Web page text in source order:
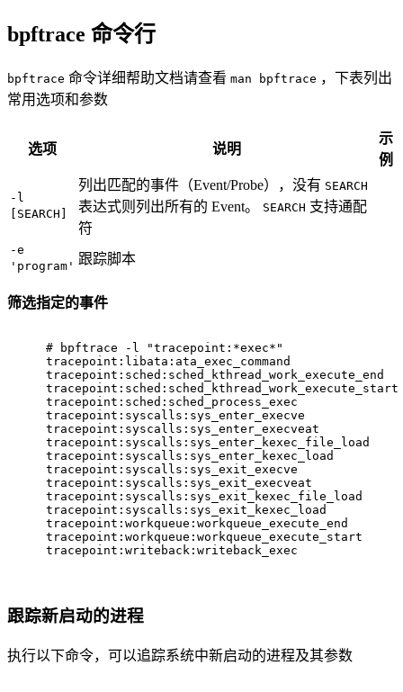
bpftrace 命令行
bpftrace 命令详细帮助文档请查看 man bpftrace ，下表列出
常用选项和参数
选项 说明
示
例
-l
[SEARCH]
列出匹配的事件（Event/Probe），没有 SEARCH
表达式则列出所有的 Event。 SEARCH 支持通配
符
-e
'program' 跟踪脚本
筛选指定的事件
# bpftrace -l
"tracepoint:*exec*"
tracepoint:libata:ata_exec_command
tracepoint:sched:sched_kthread_work_execute_end
tracepoint:sched:sched_kthread_work_execute_start
tracepoint:sched:sched_process_exec
tracepoint:syscalls:sys_enter_execve
tracepoint:syscalls:sys_enter_execveat
tracepoint:syscalls:sys_enter_kexec_file_load
tracepoint:syscalls:sys_enter_kexec_load
tracepoint:syscalls:sys_exit_execve
tracepoint:syscalls:sys_exit_execveat
tracepoint:syscalls:sys_exit_kexec_file_load
tracepoint:syscalls:sys_exit_kexec_load
tracepoint:workqueue:workqueue_execute_end
tracepoint:workqueue:workqueue_execute_start
tracepoint:writeback:writeback_exec
跟踪新启动的进程
执行以下命令，可以追踪系统中新启动的进程及其参数